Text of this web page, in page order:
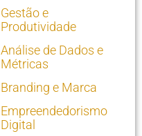
Gestão e
Produtividade
Análise de Dados e
Métricas
Branding e Marca
Empreendedorismo
Digital